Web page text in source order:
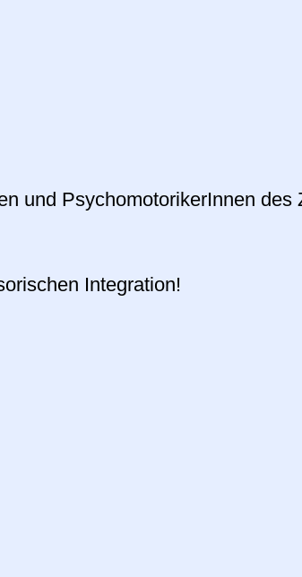
und PsychomotorikerInnen des
Integration!